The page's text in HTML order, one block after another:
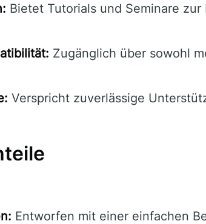
Bietet Tutorials und Seminare
Zugänglich über sowohl
Verspricht zuverlässige
Entworfen mit einer einfachen